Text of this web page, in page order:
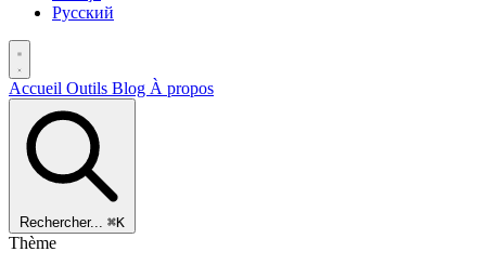
Русский
Accueil Outils Blog À propos
Rechercher... ⌘K
Thème